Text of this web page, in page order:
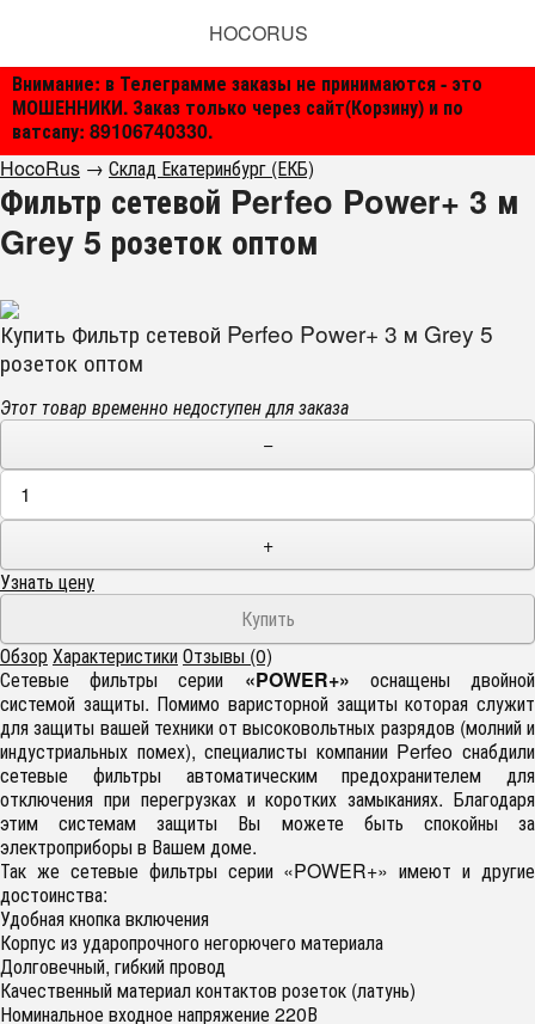
Внимание: в Телеграмме заказы не принимаются - это
МОШЕННИКИ. Заказ только через сайт(Корзину) и по
ватсапу: 89106740330.
HOCORUS
HocoRus → Склад Екатеринбург (ЕКБ)
Фильтр сетевой Perfeo Power+ 3 м
Grey 5 розеток оптом
Купить Фильтр сетевой Perfeo Power+ 3 м Grey 5
розеток оптом
Этот товар временно недоступен для заказа
−
+
Узнать цену
ОбзорХарактеристикиОтзывы (0)
Сетевые фильтры серии «POWER+» оснащены двойной
системой защиты. Помимо варисторной защиты которая служит
для защиты вашей техники от высоковольтных разрядов (молний и
индустриальных помех), специалисты компании Perfeo снабдили
сетевые фильтры автоматическим предохранителем для
отключения при перегрузках и коротких замыканиях. Благодаря
этим системам защиты Вы можете быть спокойны за
электроприборы в Вашем доме.
Так же сетевые фильтры серии «POWER+» имеют и другие
достоинства:
Удобная кнопка включения
Корпус из ударопрочного негорючего материала
Долговечный, гибкий провод
Качественный материал контактов розеток (латунь)
Номинальное входное напряжение 220В